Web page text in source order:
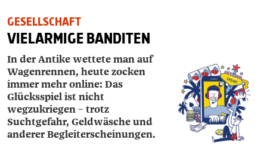
GESELLSCHAFT
VIELARMIGE BANDITEN
In der Antike wettete man auf
Wagenrennen, heute zocken
immer mehr online: Das
Glücksspiel ist nicht
wegzukriegen – trotz
Suchtgefahr, Geldwäsche und
anderer Begleiterscheinungen.